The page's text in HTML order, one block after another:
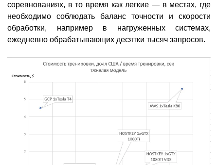
соревнованиях, в то время как легкие — в местах, где
необходимо соблюдать баланс точности и скорости
обработки, например в нагруженных системах,
ежедневно обрабатывающих десятки тысяч запросов.